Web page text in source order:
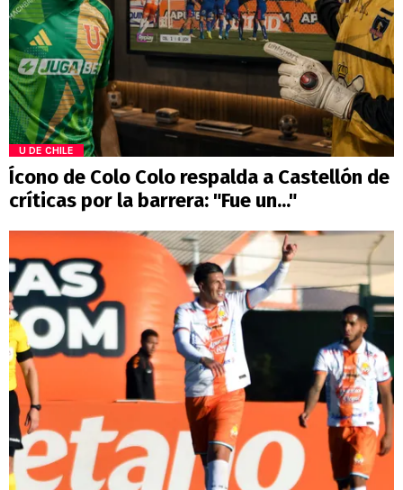
U DE CHILE
Ícono de Colo Colo respalda a Castellón de
críticas por la barrera: "Fue un..."